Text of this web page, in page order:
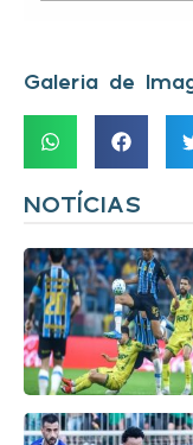
Galeria de
NOTÍCIAS